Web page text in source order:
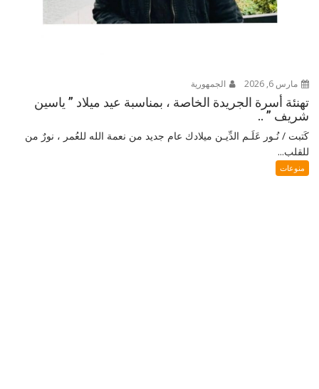
مارس 6, 2026 الجمهورية
تهنئة أسرة الجريدة الخاصة ، بمناسبة عيد ميلاد ” ياسين
شريف ” ..
كَتبت / نُـور عَلَـم الدِّيـن ميلادك عام جديد من نعمة الله للعُمر ، نورٌ من
للقلب...
منوعات